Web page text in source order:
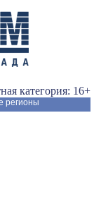
категория: 16+
регионы